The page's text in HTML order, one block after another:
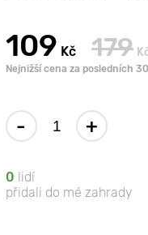
109 Kč 179
Nejnižší cena za posledních
- +
0 lidí
přidali do mé zahrady